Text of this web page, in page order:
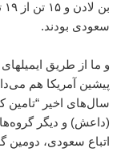
سعودی بودند.
و ما از طریق
پیشین آمریکا هم
سال‌های اخیر “تامین
(داعش) و دیگر
اتباع سعودی،